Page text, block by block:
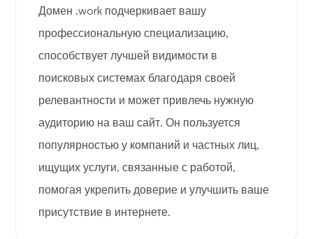
Домен .work подчеркивает вашу
профессиональную специализацию,
способствует лучшей видимости в
поисковых системах благодаря своей
релевантности и может привлечь нужную
аудиторию на ваш сайт. Он пользуется
популярностью у компаний и частных лиц,
ищущих услуги, связанные с работой,
помогая укрепить доверие и улучшить ваше
присутствие в интернете.